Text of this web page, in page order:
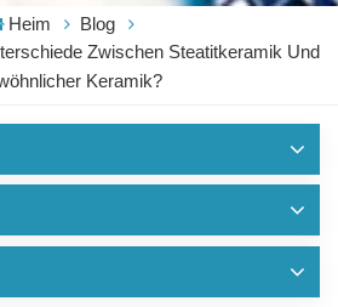
Heim
Blog
Zwischen Steatitkeramik Und
Keramik?